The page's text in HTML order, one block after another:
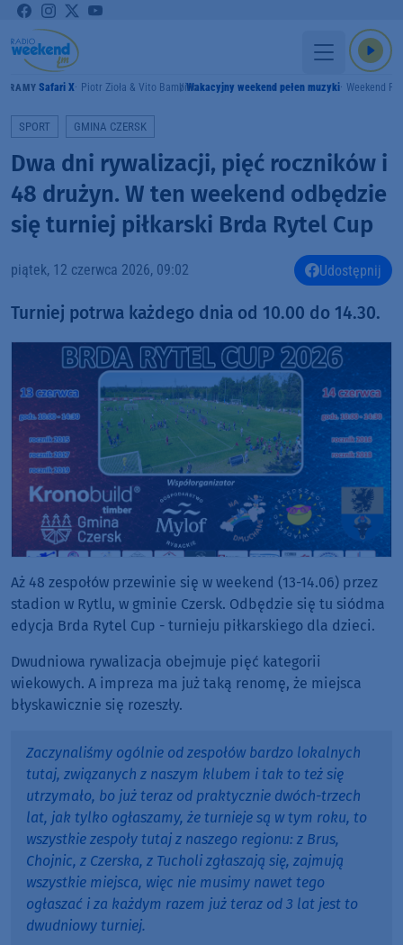
GRAMY Safari X Piotr Zioła & Vito BambinoWakacyjny weekend pełen muzyki Weekend FM
SPORT GMINA CZERSK
Dwa dni rywalizacji, pięć roczników i
48 drużyn. W ten weekend odbędzie
się turniej piłkarski Brda Rytel Cup
piątek, 12 czerwca 2026, 09:02 Udostępnij
Turniej potrwa każdego dnia od 10.00 do 14.30.
Aż 48 zespołów przewinie się w weekend (13-14.06) przez
stadion w Rytlu, w gminie Czersk. Odbędzie się tu siódma
edycja Brda Rytel Cup - turnieju piłkarskiego dla dzieci.
Dwudniowa rywalizacja obejmuje pięć kategorii
wiekowych. A impreza ma już taką renomę, że miejsca
błyskawicznie się rozeszły.
Zaczynaliśmy ogólnie od zespołów bardzo lokalnych
tutaj, związanych z naszym klubem i tak to też się
utrzymało, bo już teraz od praktycznie dwóch-trzech
lat, jak tylko ogłaszamy, że turnieje są w tym roku, to
wszystkie zespoły tutaj z naszego regionu: z Brus,
Chojnic, z Czerska, z Tucholi zgłaszają się, zajmują
wszystkie miejsca, więc nie musimy nawet tego
ogłaszać i za każdym razem już teraz od 3 lat jest to
dwudniowy turniej.